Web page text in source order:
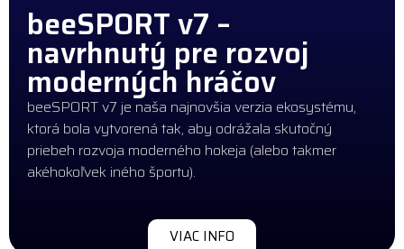
beeSPORT v7 –
navrhnutý pre rozvoj
moderných hráčov
beeSPORT v7 je naša najnovšia verzia ekosystému,
ktorá bola vytvorená tak, aby odrážala skutočný
priebeh rozvoja moderného hokeja (alebo takmer
akéhokoľvek iného športu).
VIAC INFO